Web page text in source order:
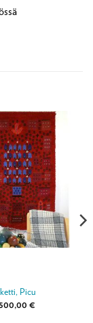
Picu
€Hintaluokka: